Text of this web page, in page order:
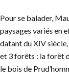
Pour se balader,
paysages variés en
datant du XIV
et 3 forêts : la forêt
le bois de